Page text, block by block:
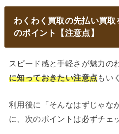
わくわく買取の先払い買
のポイント【注意点】
スピード感と手軽さが魅力の
に知っておきたい注意点もい
利用後に「そんなはずじゃな
に、次のポイントは必ずチェ